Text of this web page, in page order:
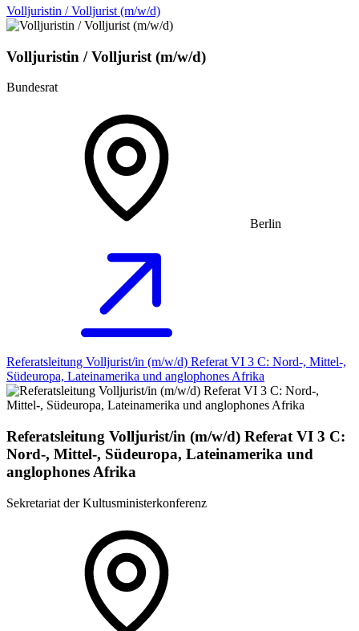
Volljuristin / Volljurist (m/w/d)
Volljuristin / Volljurist (m/w/d)
Bundesrat
Berlin
Referatsleitung Volljurist/in (m/w/d) Referat VI 3 C: Nord-, Mittel-,
Südeuropa, Lateinamerika und anglophones Afrika
Referatsleitung Volljurist/in (m/w/d) Referat VI 3 C:
Nord-, Mittel-, Südeuropa, Lateinamerika und
anglophones Afrika
Sekretariat der Kultusministerkonferenz